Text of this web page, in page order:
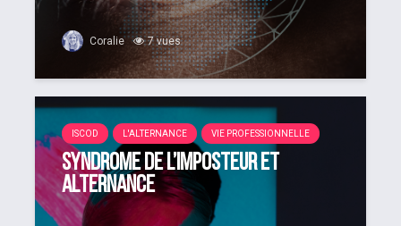
Coralie 7 vues
ISCOD L'ALTERNANCE VIE PROFESSIONNELLE
Syndrome de l’imposteur et
alternance